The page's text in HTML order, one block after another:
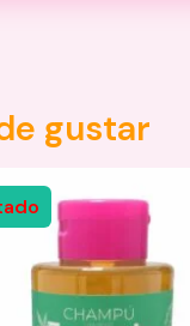
gustar